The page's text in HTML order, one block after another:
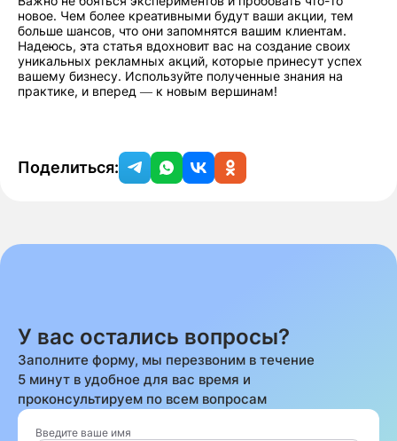
новое. Чем более креативными будут ваши акции, тем
больше шансов, что они запомнятся вашим клиентам.
Надеюсь, эта статья вдохновит вас на создание своих
уникальных рекламных акций, которые принесут успех
вашему бизнесу. Используйте полученные знания на
практике, и вперед — к новым вершинам!
Поделиться:
У вас остались вопросы?
Заполните форму, мы перезвоним в течение
5 минут в удобное для вас время и
проконсультируем по всем вопросам
Введите ваше имя